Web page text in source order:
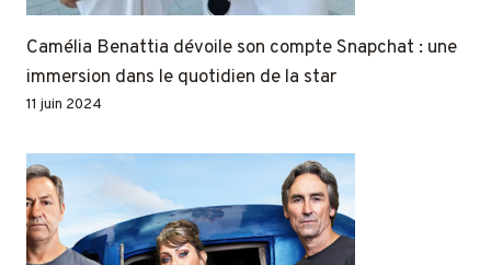
Camélia Benattia dévoile son compte Snapchat : une
immersion dans le quotidien de la star
11 juin 2024